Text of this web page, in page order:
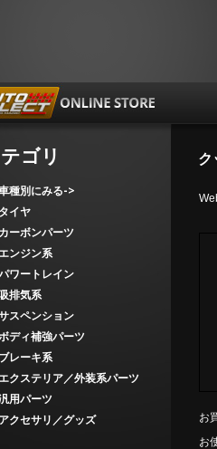
ゴリ
種別にみる->
タイヤ
カーボンパーツ
エンジン系
ワートレイン
排気系
スペンション
ディ補強パーツ
ブレーキ系
エクステリア／外装系パーツ
用パーツ
アクセサリ／グッズ
ク
お
お